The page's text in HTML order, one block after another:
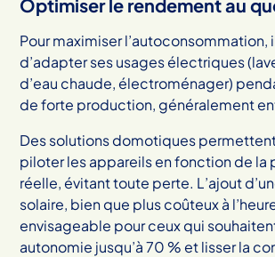
Optimiser le rendement au
Pour maximiser l’autoconsommation,
d’adapter ses usages électriques
d’eau chaude, électroménager)
de forte production, généralement
Des solutions domotiques
piloter les appareils en fonction de la
réelle, évitant toute perte. L’ajout
solaire, bien que plus coûteux à
envisageable pour ceux qui
autonomie jusqu’à 70 % et lisser la